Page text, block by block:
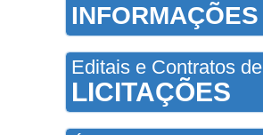
INFORMAÇÕES
Editais e Contratos de
LICITAÇÕES